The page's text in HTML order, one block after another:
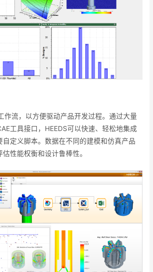
作流，以方便驱动产品开发过程。通过大量
工具接口，HEEDS可以快速、轻松地集成
自定义脚本。数据在不同的建模和仿真产品
性能权衡和设计鲁棒性。